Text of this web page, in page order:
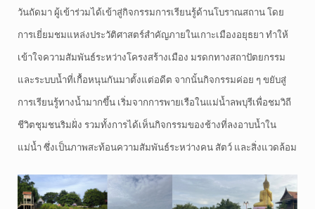
วันถัดมา ผู้เข้าร่วมได้เข้าสู่กิจกรรมการเรียนรู้ด้านโบราณสถาน โดย
การเยี่ยมชมแหล่งประวัติศาสตร์สำคัญภายในเกาะเมืองอยุธยา ทำให้
เข้าใจความสัมพันธ์ระหว่างโครงสร้างเมือง มรดกทางสถาปัตยกรรม
และระบบน้ำที่เกื้อหนุนกันมาตั้งแต่อดีต จากนั้นกิจกรรมค่อย ๆ ขยับสู่
การเรียนรู้ทางน้ำมากขึ้น เริ่มจากการพายเรือในแม่น้ำลพบุรีเพื่อชมวิถี
ชีวิตชุมชนริมฝั่ง รวมทั้งการได้เห็นกิจกรรมของช้างที่ลงอาบน้ำใน
แม่น้ำ ซึ่งเป็นภาพสะท้อนความสัมพันธ์ระหว่างคน สัตว์ และสิ่งแวดล้อม